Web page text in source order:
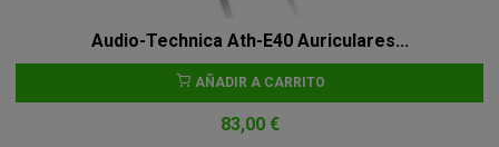
Audio-Technica Ath-E40 Auriculares...
AÑADIR A CARRITO
83,00 €